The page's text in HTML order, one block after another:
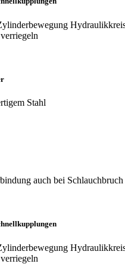
Stahl
auch bei Schlauch­bruch